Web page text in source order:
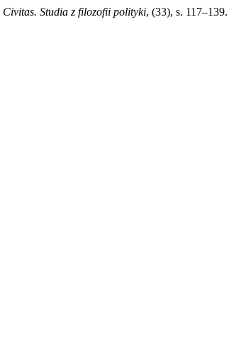
Civitas. Studia z filozofii polityki, (33), s.